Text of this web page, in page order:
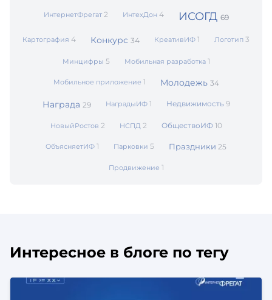
ИнтернетФрегат 2 ИнтехДон 4 ИСОГД 69
Картография 4 Конкурс 34 КреативИФ 1 Логотип 3
Минцифры 5 Мобильная разработка 1
Мобильное приложение 1 Молодежь 34
Награда 29 НаградыИФ 1 Недвижимость 9
НовыйРостов 2 НСПД 2 ОбществоИФ 10
ОбъясняетИФ 1 Парковки 5 Праздники 25
Продвижение 1
Интересное в блоге по тегу